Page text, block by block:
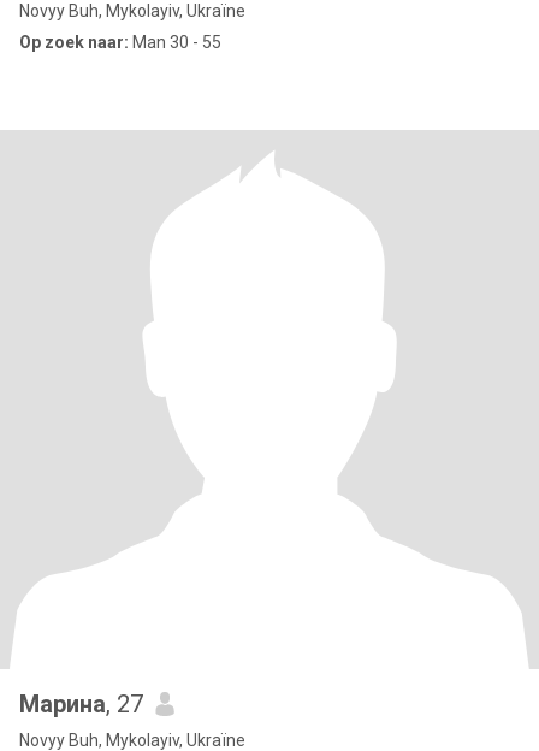
Novyy Buh, Mykolayiv, Ukraïne
Op zoek naar: Man 30 - 55
Марина, 27
Novyy Buh, Mykolayiv, Ukraïne